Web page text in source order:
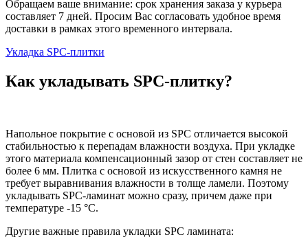
Обращаем ваше внимание: срок хранения заказа у курьера
составляет 7 дней. Просим Вас согласовать удобное время
доставки в рамках этого временного интервала.
Укладка SPC-плитки
Как укладывать SPC-плитку?
Напольное покрытие с основой из SPC отличается высокой
стабильностью к перепадам влажности воздуха. При укладке
этого материала компенсационный зазор от стен составляет не
более 6 мм. Плитка с основой из искусственного камня не
требует выравнивания влажности в толще ламели. Поэтому
укладывать SPC-ламинат можно сразу, причем даже при
температуре -15 °C.
Другие важные правила укладки SPC ламината: